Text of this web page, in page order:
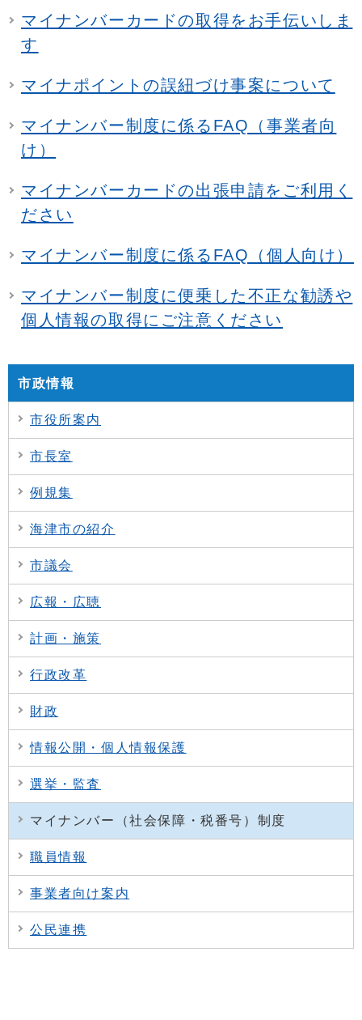
マイナンバーカードの取得をお手伝いしま
す
マイナポイントの誤紐づけ事案について
マイナンバー制度に係るFAQ（事業者向
け）
マイナンバーカードの出張申請をご利用く
ださい
マイナンバー制度に係るFAQ（個人向け）
マイナンバー制度に便乗した不正な勧誘や
個人情報の取得にご注意ください
市政情報
市役所案内
市長室
例規集
海津市の紹介
市議会
広報・広聴
計画・施策
行政改革
財政
情報公開・個人情報保護
選挙・監査
マイナンバー（社会保障・税番号）制度
職員情報
事業者向け案内
公民連携